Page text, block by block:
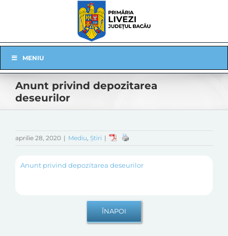
Navigation
MENIU
Anunt privind depozitarea
deseurilor
aprilie 28, 2020 | Mediu, Știri |
Anunt privind depozitarea deseurilor